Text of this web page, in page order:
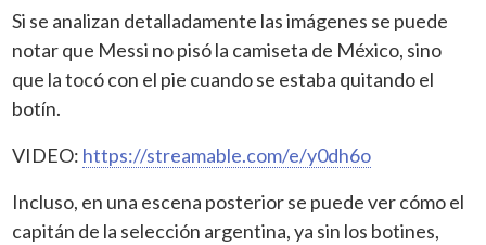
Si se analizan detalladamente las imágenes se puede
notar que Messi no pisó la camiseta de México, sino
que la tocó con el pie cuando se estaba quitando el
botín.
VIDEO: https://streamable.com/e/y0dh6o
Incluso, en una escena posterior se puede ver cómo el
capitán de la selección argentina, ya sin los botines,